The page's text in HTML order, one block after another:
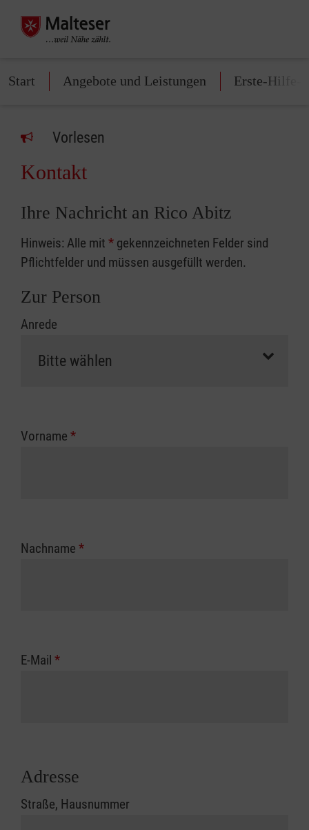
Start Angebote und Leistungen Erste-Hilfe-
Vorlesen
Kontakt
Ihre Nachricht an Rico Abitz
Hinweis: Alle mit * gekennzeichneten Felder sind
Pflichtfelder und müssen ausgefüllt werden.
Zur Person
Anrede
Vorname *
Nachname *
E-Mail *
Adresse
Straße, Hausnummer